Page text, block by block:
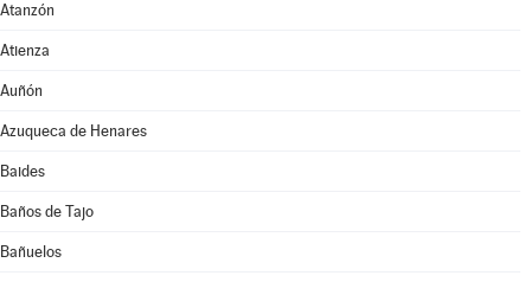
Atanzón
Atienza
Auñón
Azuqueca de Henares
Baides
Baños de Tajo
Bañuelos